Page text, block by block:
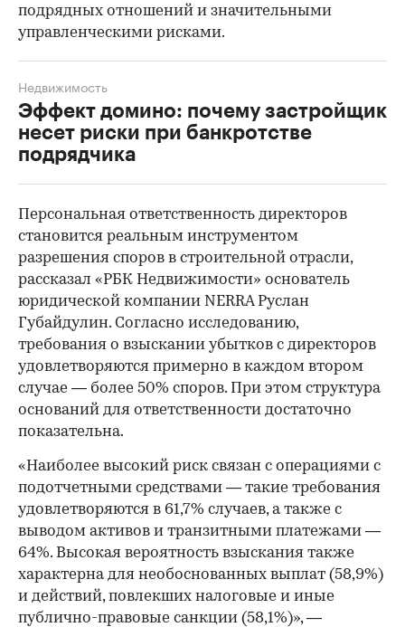
подрядных отношений и значительными
управленческими рисками.
Эффект домино: почему застройщик
несет риски при банкротстве
подрядчика
Недвижимость
Персональная ответственность директоров
становится реальным инструментом
разрешения споров в строительной отрасли,
рассказал «РБК Недвижимости» основатель
юридической компании NERRA Руслан
Губайдулин. Согласно исследованию,
требования о взыскании убытков с директоров
удовлетворяются примерно в каждом втором
случае — более 50% споров. При этом структура
оснований для ответственности достаточно
показательна.
«Наиболее высокий риск связан с операциями с
подотчетными средствами — такие требования
удовлетворяются в 61,7% случаев, а также с
выводом активов и транзитными платежами —
64%. Высокая вероятность взыскания также
характерна для необоснованных выплат (58,9%)
и действий, повлекших налоговые и иные
публично-правовые санкции (58,1%)», —